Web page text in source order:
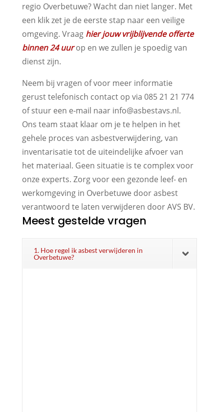
regio Overbetuwe? Wacht dan niet langer. Met
een klik zet je de eerste stap naar een veilige
omgeving. Vraag hier jouw vrijblijvende offerte
binnen 24 uurop en we zullen je spoedig van
dienst zijn.
Neem bij vragen of voor meer informatie
gerust telefonisch contact op via 085 21 21 774
of stuur een e-mail naar info@asbestavs.nl.
Ons team staat klaar om je te helpen in het
gehele proces van asbestverwijdering, van
inventarisatie tot de uiteindelijke afvoer van
het materiaal. Geen situatie is te complex voor
onze experts. Zorg voor een gezonde leef- en
werkomgeving in Overbetuwe door asbest
verantwoord te laten verwijderen door AVS BV.
Meest gestelde vragen
1. Hoe regel ik asbest verwijderen in
Overbetuwe?